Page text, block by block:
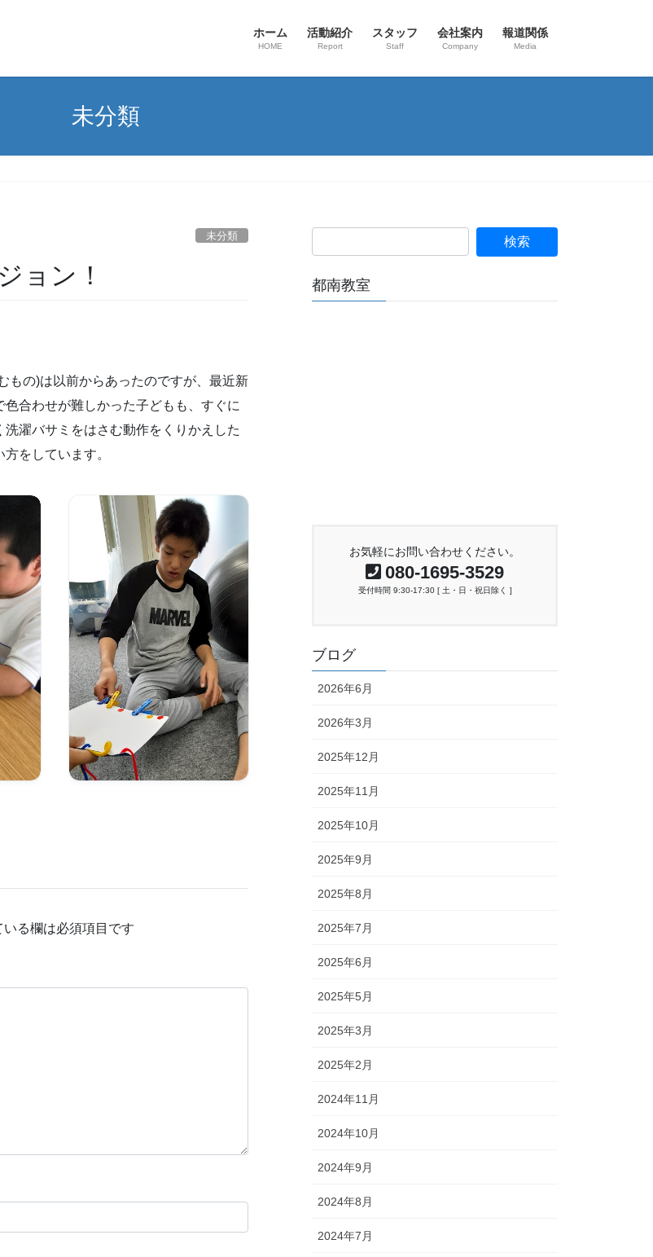
ホーム
HOME
活動紹介
Report
スタッフ
Staff
会社案内
Company
報道関係
Media
未分類
未分類
ョン！
もの)は以前からあったのですが、最近新
合わせが難しかった子どもも、すぐに
濯バサミをはさむ動作をくりかえした
をしています。
いる欄は必須項目です
都南教室
お気軽にお問い合わせください。
080-1695-3529
受付時間 9:30-17:30 [ 土・日・祝日除く ]
ブログ
2026年6月
2026年3月
2025年12月
2025年11月
2025年10月
2025年9月
2025年8月
2025年7月
2025年6月
2025年5月
2025年3月
2025年2月
2024年11月
2024年10月
2024年9月
2024年8月
2024年7月